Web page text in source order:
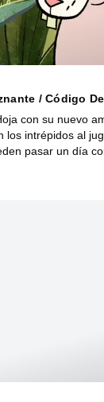
/ Código
con su nuevo
los intrépidos al
pasar un día